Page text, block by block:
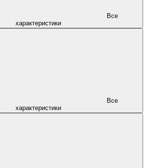
характеристики
характеристики